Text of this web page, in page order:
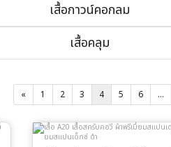
เสื้อกาวน์คอกลม
เสื้อคลุม
« 1 2 3 4 5 6 ...